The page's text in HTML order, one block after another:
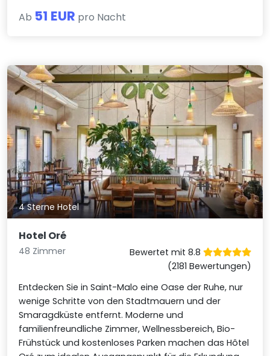
Ab 51 EUR pro Nacht
4 Sterne Hotel
Hotel Oré
48 Zimmer
Bewertet mit 8.8
(2181 Bewertungen)
Entdecken Sie in Saint-Malo eine Oase der Ruhe, nur
wenige Schritte von den Stadtmauern und der
Smaragdküste entfernt. Moderne und
familienfreundliche Zimmer, Wellnessbereich, Bio-
Frühstück und kostenloses Parken machen das Hôtel